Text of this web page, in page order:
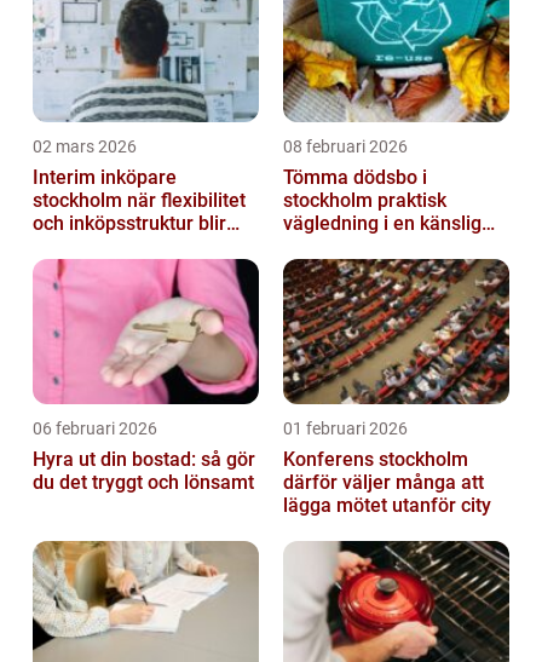
02 mars 2026
Interim inköpare
stockholm när flexibilitet
och inköpsstruktur blir
08 februari 2026
Tömma dödsbo i
stockholm praktisk
vägledning i en känslig
06 februari 2026
Hyra ut din bostad: så gör
du det tryggt och lönsamt
01 februari 2026
Konferens stockholm
därför väljer många att
lägga mötet utanför city